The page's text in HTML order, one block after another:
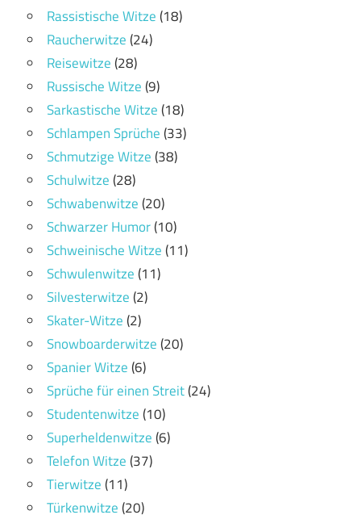
Rassistische Witze(18)
Raucherwitze(24)
Reisewitze(28)
Russische Witze(9)
Sarkastische Witze(18)
Schlampen Sprüche(33)
Schmutzige Witze(38)
Schulwitze(28)
Schwabenwitze(20)
Schwarzer Humor(10)
Schweinische Witze(11)
Schwulenwitze(11)
Silvesterwitze(2)
Skater-Witze(2)
Snowboarderwitze(20)
Spanier Witze(6)
Sprüche für einen Streit(24)
Studentenwitze(10)
Superheldenwitze(6)
Telefon Witze(37)
Tierwitze(11)
Türkenwitze(20)